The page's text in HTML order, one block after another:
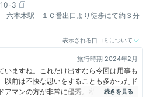
3
六本木駅 １Ｃ番出口より徒歩にて約３分
表示される口コミについて
旅行時期 2024年2月
いますね。これだけ出すなら今回は用事も
以前は不快な思いをすることも多かったド
マンの方が非常に優秀。私を覚えていて